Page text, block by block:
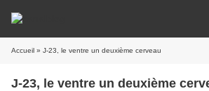
Accueil » J-23, le ventre un deuxième cerveau
J-23, le ventre un deuxième